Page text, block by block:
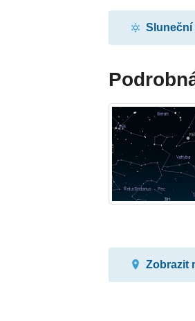
Sluneční
Zobrazit